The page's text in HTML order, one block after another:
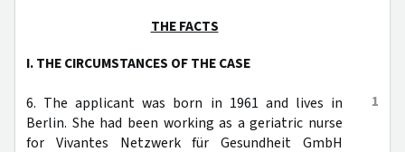
THE FACTS
I. THE CIRCUMSTANCES OF THE CASE
1
6. The applicant was born in 1961 and lives in
Berlin. She had been working as a geriatric nurse
for Vivantes Netzwerk für Gesundheit GmbH